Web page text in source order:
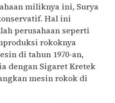
miliknya ini, Surya
Hal ini
perusahaan seperti
rokoknya
di tahun 1970-an,
dengan Sigaret Kretek
mesin rokok di